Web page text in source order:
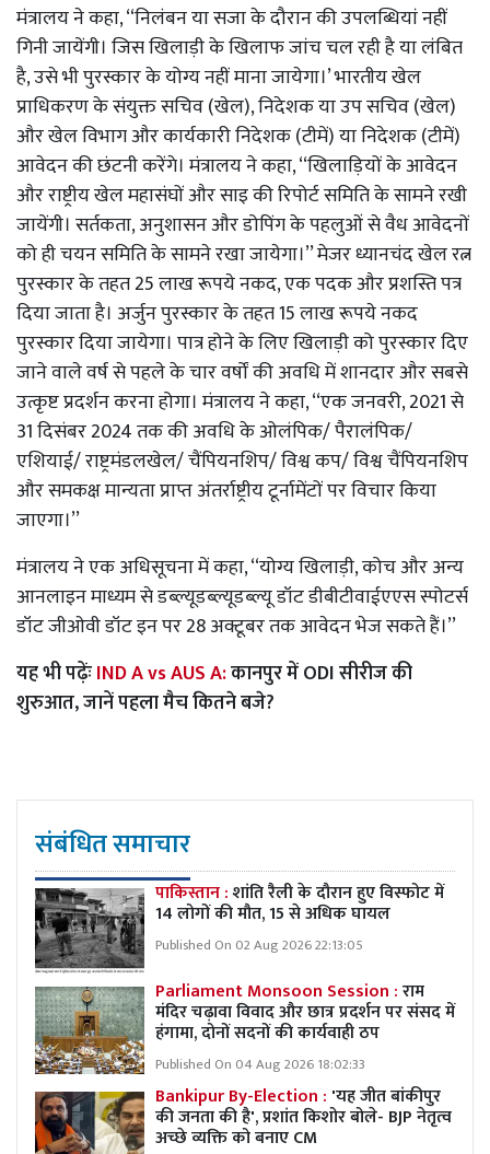
मंत्रालय ने कहा, ‘‘निलंबन या सजा के दौरान की उपलब्धियां नहीं
गिनी जायेंगी। जिस खिलाड़ी के खिलाफ जांच चल रही है या लंबित
है, उसे भी पुरस्कार के योग्य नहीं माना जायेगा।’ भारतीय खेल
प्राधिकरण के संयुक्त सचिव (खेल), निदेशक या उप सचिव (खेल)
और खेल विभाग और कार्यकारी निदेशक (टीमें) या निदेशक (टीमें)
आवेदन की छंटनी करेंगे। मंत्रालय ने कहा, ‘‘खिलाड़ियों के आवेदन
और राष्ट्रीय खेल महासंघों और साइ की रिपोर्ट समिति के सामने रखी
जायेंगी। सर्तकता, अनुशासन और डोपिंग के पहलुओं से वैध आवेदनों
को ही चयन समिति के सामने रखा जायेगा।’’ मेजर ध्यानचंद खेल रत्न
पुरस्कार के तहत 25 लाख रूपये नकद, एक पदक और प्रशस्ति पत्र
दिया जाता है। अर्जुन पुरस्कार के तहत 15 लाख रूपये नकद
पुरस्कार दिया जायेगा। पात्र होने के लिए खिलाड़ी को पुरस्कार दिए
जाने वाले वर्ष से पहले के चार वर्षों की अवधि में शानदार और सबसे
उत्कृष्ट प्रदर्शन करना होगा। मंत्रालय ने कहा, ‘‘एक जनवरी, 2021 से
31 दिसंबर 2024 तक की अवधि के ओलंपिक/ पैरालंपिक/
एशियाई/ राष्ट्रमंडलखेल/ चैंपियनशिप/ विश्व कप/ विश्व चैंपियनशिप
और समकक्ष मान्यता प्राप्त अंतर्राष्ट्रीय टूर्नामेंटों पर विचार किया
जाएगा।’’
मंत्रालय ने एक अधिसूचना में कहा, ‘‘योग्य खिलाड़ी, कोच और अन्य
आनलाइन माध्यम से डब्ल्यूडब्ल्यूडब्ल्यू डॉट डीबीटीवाईएएस स्पोटर्स
डॉट जीओवी डॉट इन पर 28 अक्टूबर तक आवेदन भेज सकते हैं।’’
यह भी पढ़ेंःIND A vs AUS A:कानपुर में ODI सीरीज की
शुरुआत, जानें पहला मैच कितने बजे?
संबंधित समाचार
पाकिस्तान :शांति रैली के दौरान हुए विस्फोट में
14 लोगों की मौत, 15 से अधिक घायल
Published On 02 Aug 2026 22:13:05
Parliament Monsoon Session :राम
मंदिर चढ़ावा विवाद और छात्र प्रदर्शन पर संसद में
हंगामा, दोनों सदनों की कार्यवाही ठप
Published On 04 Aug 2026 18:02:33
Bankipur By-Election : 'यह जीत बांकीपुर
की जनता की है', प्रशांत किशोर बोले- BJP नेतृत्व
अच्छे व्यक्ति को बनाए CM